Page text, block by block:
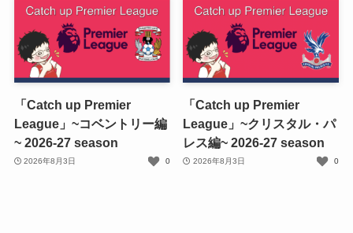
「Catch up Premier
League」~コベントリー編
~ 2026-27 season
2026年8月3日 0
「Catch up Premier
League」~クリスタル・パ
レス編~ 2026-27 season
2026年8月3日 0